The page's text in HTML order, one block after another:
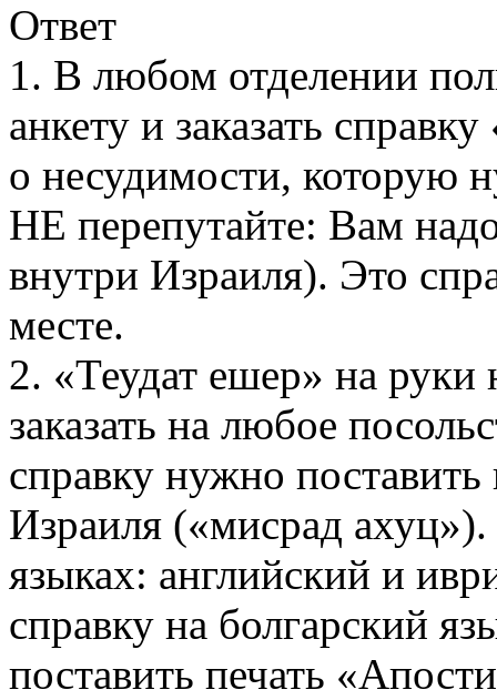
Ответ
1. В любом отделении
анкету и заказать
о несудимости, которую
НЕ перепутайте: Вам
внутри Израиля). Это
месте.
2. «Теудат ешер» на
заказать на любое
справку нужно
Израиля («мисрад ахуц»).
языках: английский и
справку на болгарский
поставить печать